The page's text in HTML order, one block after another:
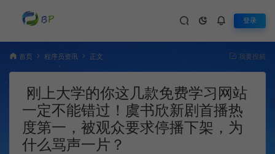
登录
首页 程序员资讯 正文 我要投稿
​刚上大学的你这几款免费学习网站
一定不能错过！虞书欣新剧首播热
度第一，被观众要求停播下架，为
什么骂声一片？